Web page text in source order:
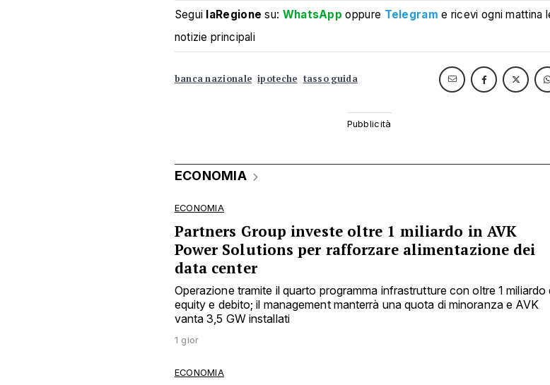
Segui laRegione su: WhatsApp oppure Telegram e ricevi ogni mattina
notizie principali
banca nazionale ipoteche tasso guida
ECONOMIA
ECONOMIA
Partners Group investe oltre 1 miliardo in AVK
Power Solutions per rafforzare alimentazione dei
data center
Operazione tramite il quarto programma infrastrutture con oltre 1 miliardo
equity e debito; il management manterrà una quota di minoranza e AVK
vanta 3,5 GW installati
1 gior
ECONOMIA